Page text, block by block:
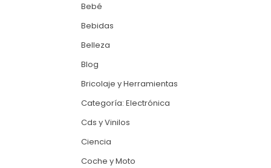
Bebé
Bebidas
Belleza
Blog
Bricolaje y Herramientas
Categoría: Electrónica
Cds y Vinilos
Ciencia
Coche y Moto